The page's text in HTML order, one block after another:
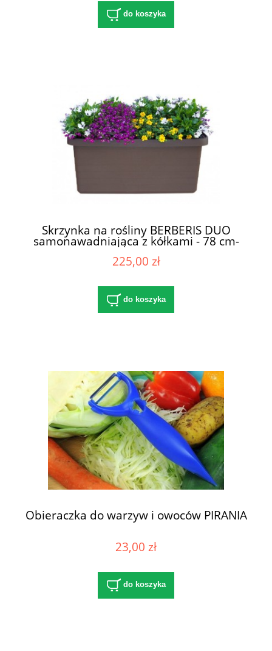
do koszyka
Skrzynka na rośliny BERBERIS DUO
samonawadniająca z kółkami - 78 cm-
seria URBALIVE
225,00 zł
do koszyka
Obieraczka do warzyw i owoców PIRANIA
23,00 zł
do koszyka